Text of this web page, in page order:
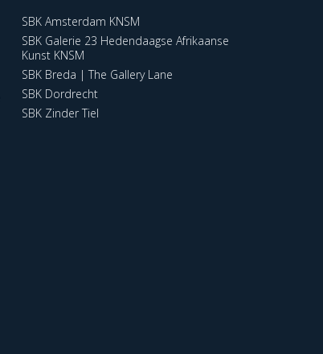
SBK Amsterdam KNSM
SBK Galerie 23 Hedendaagse Afrikaanse
Kunst KNSM
SBK Breda | The Gallery Lane
SBK Dordrecht
SBK Zinder Tiel